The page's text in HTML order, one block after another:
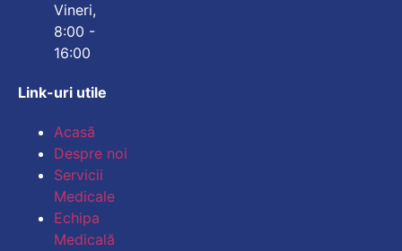
Vineri,
8:00 -
16:00
Link-uri utile
Acasă
Despre noi
Servicii
Medicale
Echipa
Medicală